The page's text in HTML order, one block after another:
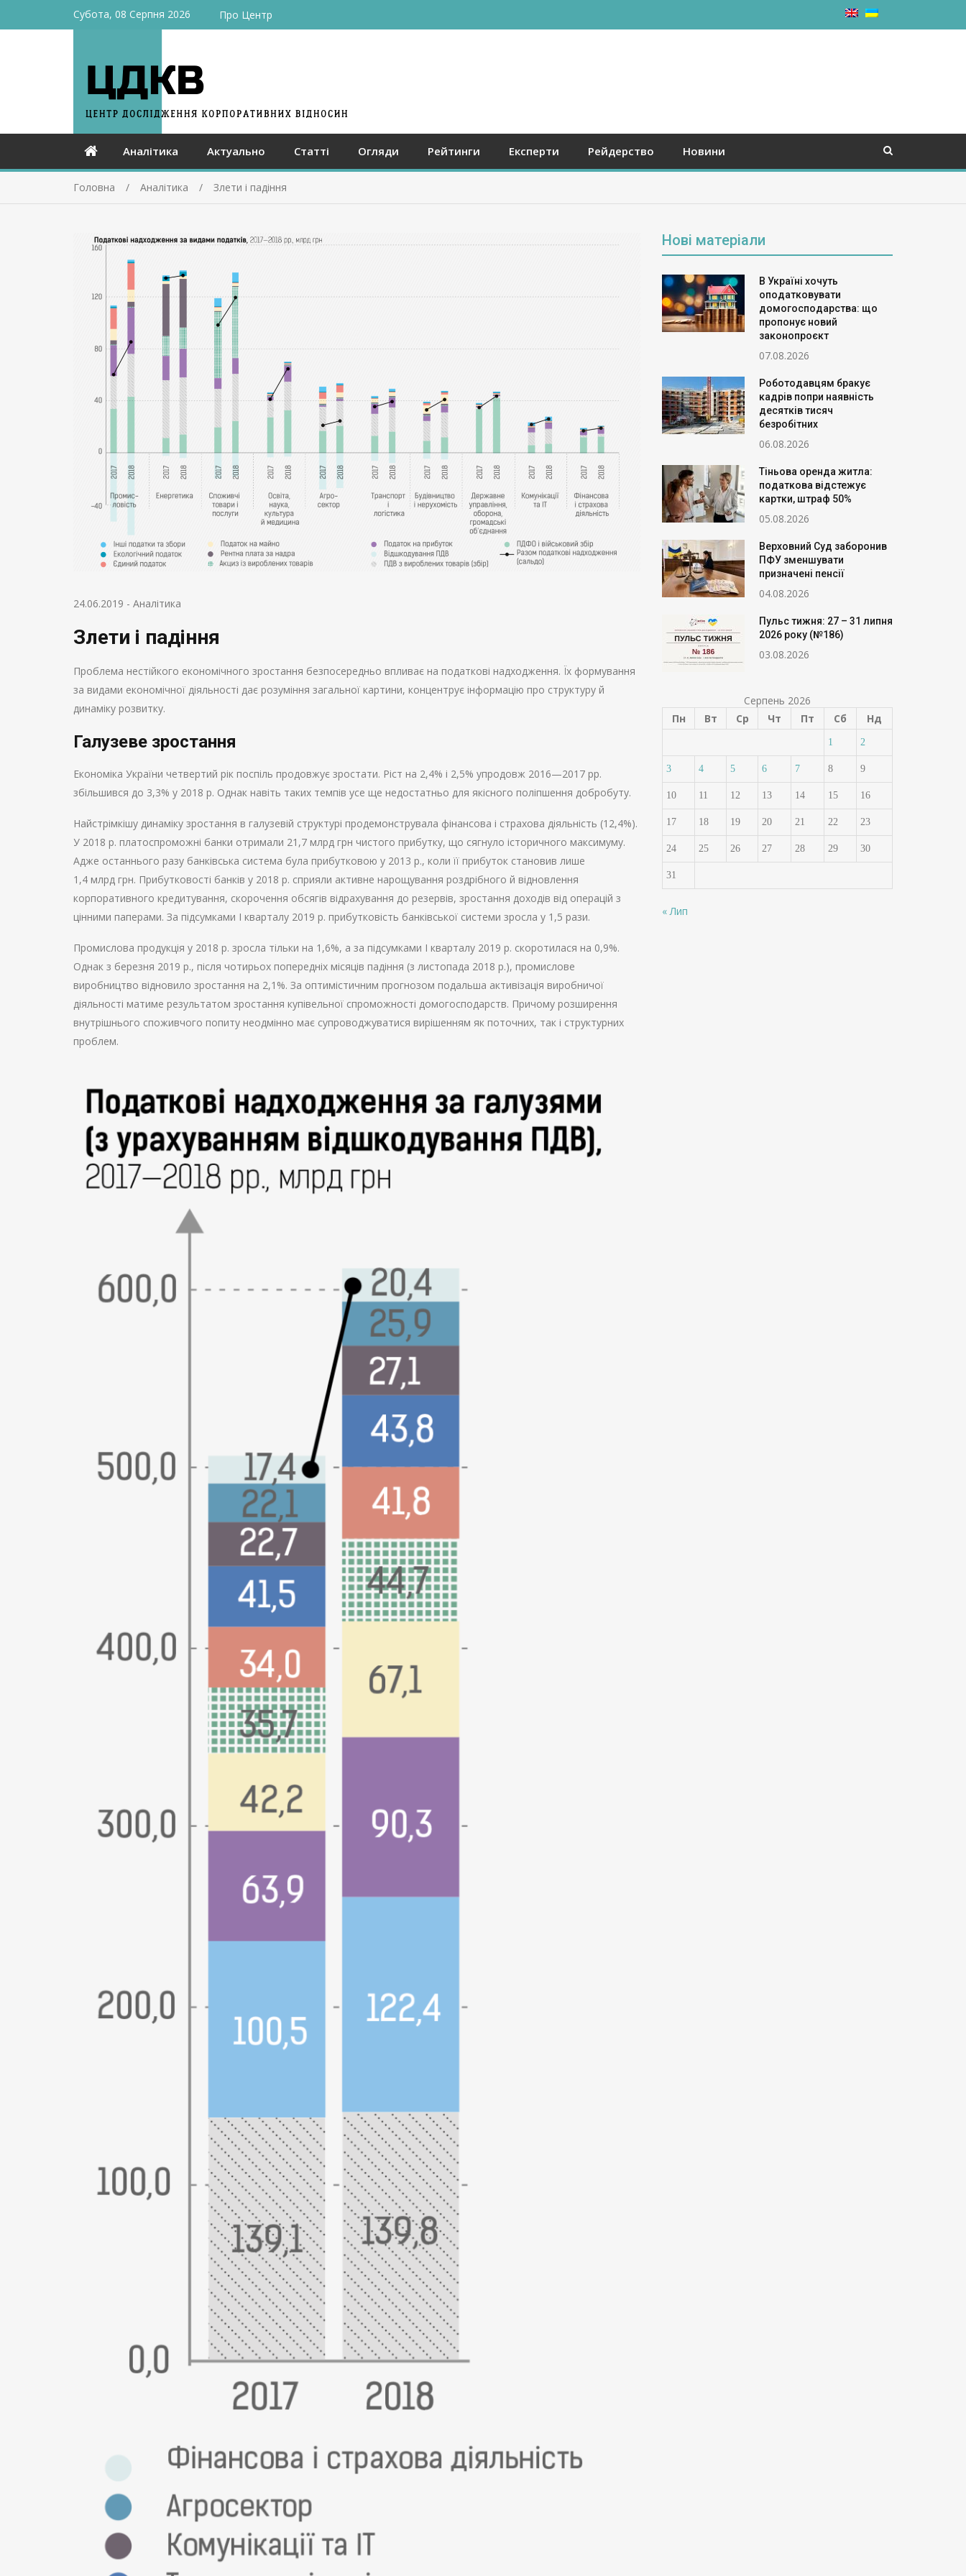
Субота, 08 Серпня 2026 Про Центр
Аналітика Актуально Статті Огляди Рейтинги Експерти Рейдерство Новини
Головна Аналітика Злети і падіння
24.06.2019 - Аналітика
Злети і падіння
Проблема нестійкого економічного зростання безпосередньо впливає на податкові надходження. Їх формування
за видами економічної діяльності дає розуміння загальної картини, концентрує інформацію про структуру й
динаміку розвитку.
Галузеве зростання
Економіка України четвертий рік поспіль продовжує зростати. Ріст на 2,4% і 2,5% упродовж 2016—2017 рр.
збільшився до 3,3% у 2018 р. Однак навіть таких темпів усе ще недостатньо для якісного поліпшення добробуту.
Найстрімкішу динаміку зростання в галузевій структурі продемонструвала фінансова і страхова діяльність (12,4%).
У 2018 р. платоспроможні банки отримали 21,7 млрд грн чистого прибутку, що сягнуло історичного максимуму.
Адже останнього разу банківська система була прибутковою у 2013 р., коли її прибуток становив лише
1,4 млрд грн. Прибутковості банків у 2018 р. сприяли активне нарощування роздрібного й відновлення
корпоративного кредитування, скорочення обсягів відрахування до резервів, зростання доходів від операцій з
цінними паперами. За підсумками І кварталу 2019 р. прибутковість банківської системи зросла у 1,5 рази.
Промислова продукція у 2018 р. зросла тільки на 1,6%, а за підсумками І кварталу 2019 р. скоротилася на 0,9%.
Однак з березня 2019 р., після чотирьох попередніх місяців падіння (з листопада 2018 р.), промислове
виробництво відновило зростання на 2,1%. За оптимістичним прогнозом подальша активізація виробничої
діяльності матиме результатом зростання купівельної спроможності домогосподарств. Причому розширення
внутрішнього споживчого попиту неодмінно має супроводжуватися вирішенням як поточних, так і структурних
проблем.
Нові матеріали
В Україні хочуть
оподатковувати
домогосподарства: що
пропонує новий
законопроєкт
07.08.2026
Роботодавцям бракує
кадрів попри наявність
десятків тисяч
безробітних
06.08.2026
Тіньова оренда житла:
податкова відстежує
картки, штраф 50%
05.08.2026
Верховний Суд заборонив
ПФУ зменшувати
призначені пенсії
04.08.2026
Пульс тижня: 27 – 31 липня
2026 року (№186)
03.08.2026
Серпень 2026
Пн
Вт Ср Чт Пт Сб Нд
1 2
3 4 5 6 7 8 9
10 11 12 13 14 15 16
17 18 19 20 21 22 23
24 25 26 27 28 29 30
31
« Лип